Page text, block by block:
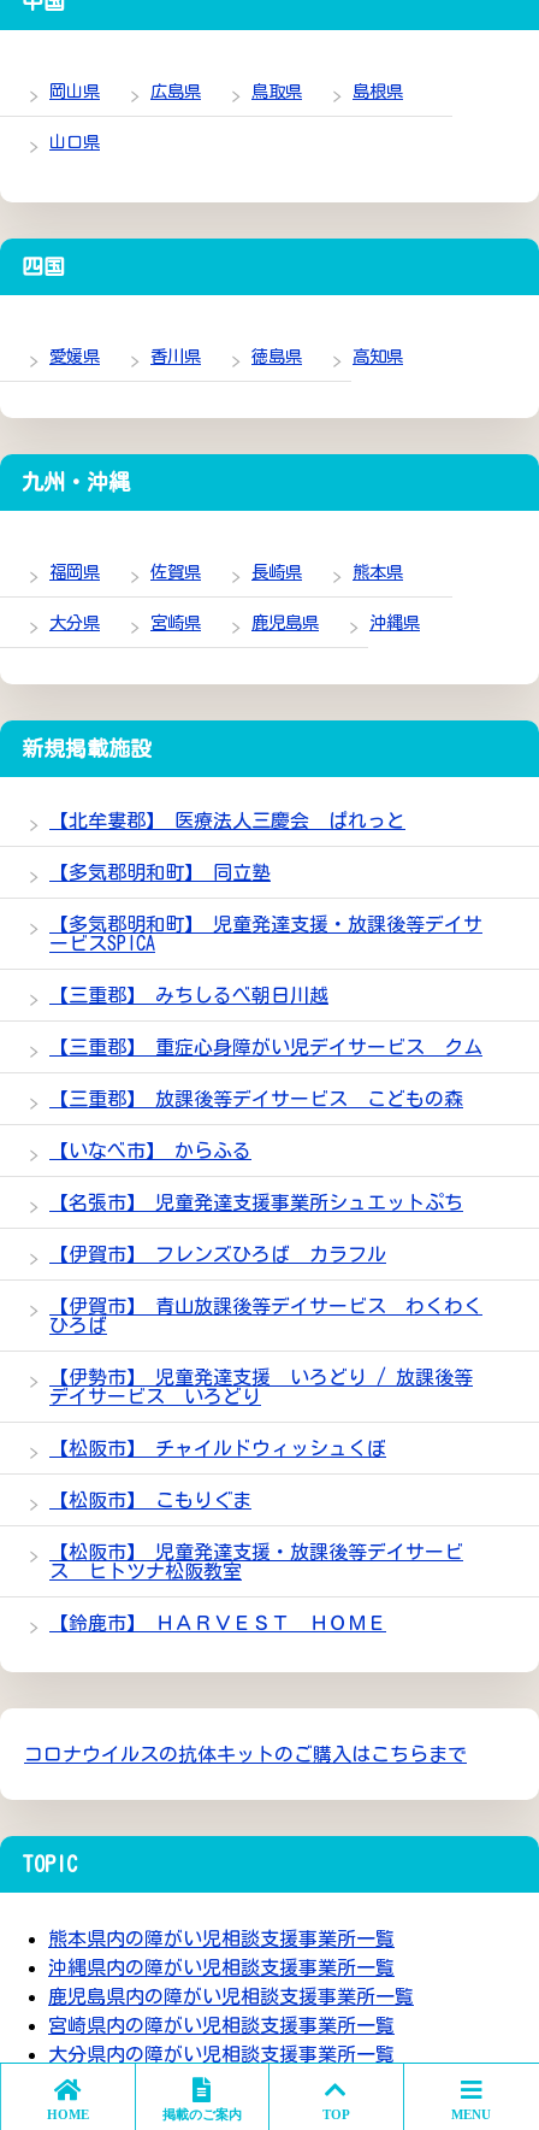
岡山県 広島県 鳥取県 島根県
山口県
四国
愛媛県 香川県 徳島県 高知県
九州・沖縄
福岡県 佐賀県 長崎県 熊本県
大分県 宮崎県 鹿児島県 沖縄県
新規掲載施設
【北牟婁郡】 医療法人三慶会 ぱれっと
【多気郡明和町】 同立塾
【多気郡明和町】 児童発達支援・放課後等デイサ
ービスSPICA
【三重郡】 みちしるべ朝日川越
【三重郡】 重症心身障がい児デイサービス クム
【三重郡】 放課後等デイサービス こどもの森
【いなべ市】 からふる
【名張市】 児童発達支援事業所シュエットぷち
【伊賀市】 フレンズひろば カラフル
【伊賀市】 青山放課後等デイサービス わくわく
ひろば
【伊勢市】 児童発達支援 いろどり / 放課後等
デイサービス いろどり
【松阪市】 チャイルドウィッシュくぼ
【松阪市】 こもりぐま
【松阪市】 児童発達支援・放課後等デイサービ
ス ヒトツナ松阪教室
【鈴鹿市】 ＨＡＲＶＥＳＴ ＨＯＭＥ
コロナウイルスの抗体キットのご購入はこちらまで
TOPIC
熊本県内の障がい児相談支援事業所一覧
沖縄県内の障がい児相談支援事業所一覧
鹿児島県内の障がい児相談支援事業所一覧
宮崎県内の障がい児相談支援事業所一覧
大分県内の障がい児相談支援事業所一覧
HOME 掲載のご案内 TOP MENU